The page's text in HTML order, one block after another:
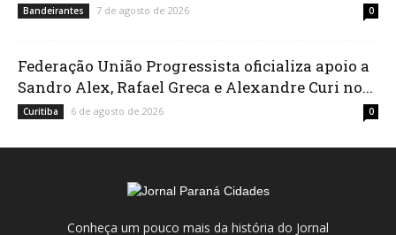
Bandeirantes 7 de agosto de 2026 0
Federação União Progressista oficializa apoio a
Sandro Alex, Rafael Greca e Alexandre Curi no...
Curitiba 6 de agosto de 2026 0
Conheça um pouco mais da história do Jornal